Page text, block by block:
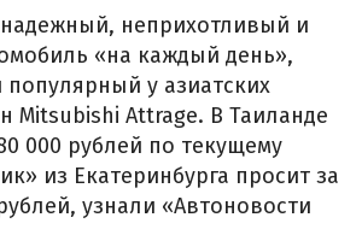
неприхотливый и
«на каждый день»,
у азиатских
Mitsubishi Attrage. В Таиланде
000 рублей по текущему
из Екатеринбурга просит за
узнали «Автоновости